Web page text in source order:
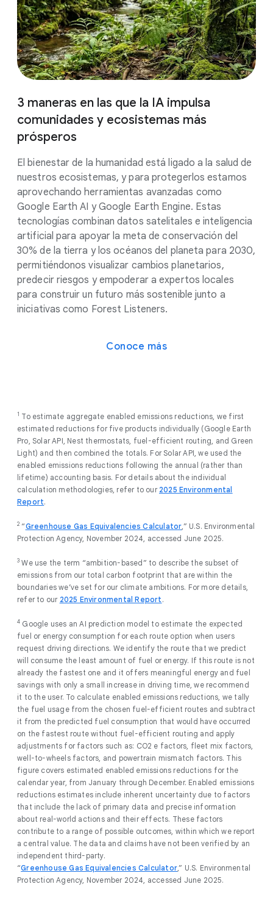
3 maneras en las que la IA impulsa
comunidades y ecosistemas más
prósperos
El bienestar de la humanidad está ligado a la salud de
nuestros ecosistemas, y para protegerlos estamos
aprovechando herramientas avanzadas como
Google Earth AI y Google Earth Engine. Estas
tecnologías combinan datos satelitales e inteligencia
artificial para apoyar la meta de conservación del
30% de la tierra y los océanos del planeta para 2030,
permitiéndonos visualizar cambios planetarios,
predecir riesgos y empoderar a expertos locales
para construir un futuro más sostenible junto a
iniciativas como Forest Listeners.
Conoce más
1 To estimate aggregate enabled emissions reductions, we first
estimated reductions for five products individually (Google Earth
Pro, Solar API, Nest thermostats, fuel-efficient routing, and Green
Light) and then combined the totals. For Solar API, we used the
enabled emissions reductions following the annual (rather than
lifetime) accounting basis. For details about the individual
calculation methodologies, refer to our 2025 Environmental
Report.
2 “Greenhouse Gas Equivalencies Calculator ,” U.S. Environmental
Protection Agency, November 2024, accessed June 2025.
3 We use the term “ambition-based” to describe the subset of
emissions from our total carbon footprint that are within the
boundaries we’ve set for our climate ambitions. For more details,
refer to our 2025 Environmental Report .
4 Google uses an AI prediction model to estimate the expected
fuel or energy consumption for each route option when users
request driving directions. We identify the route that we predict
will consume the least amount of fuel or energy. If this route is not
already the fastest one and it offers meaningful energy and fuel
savings with only a small increase in driving time, we recommend
it to the user. To calculate enabled emissions reductions, we tally
the fuel usage from the chosen fuel-efficient routes and subtract
it from the predicted fuel consumption that would have occurred
on the fastest route without fuel-efficient routing and apply
adjustments for factors such as: CO2 e factors, fleet mix factors,
well-to-wheels factors, and powertrain mismatch factors. This
figure covers estimated enabled emissions reductions for the
calendar year, from January through December. Enabled emissions
reductions estimates include inherent uncertainty due to factors
that include the lack of primary data and precise information
about real-world actions and their effects. These factors
contribute to a range of possible outcomes, within which we report
a central value. The data and claims have not been verified by an
independent third-party.
“Greenhouse Gas Equivalencies Calculator,” U.S. Environmental
Protection Agency, November 2024, accessed June 2025.